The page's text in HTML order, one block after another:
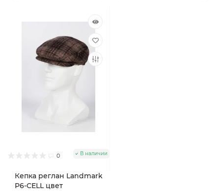
0 В наличии
Кепка реглан Landmark
P6-CELL цвет